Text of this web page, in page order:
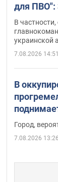
для ПВО":
доклад
новых
В
украинской
7.08.2026 14:51
В
видео
Город,
7.08.2026 13:26